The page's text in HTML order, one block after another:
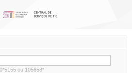
ou 105658*